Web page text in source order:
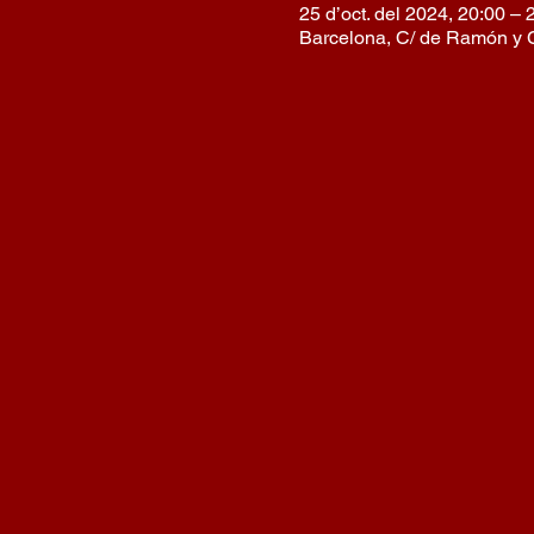
25 d’oct. del 2024, 20:00 –
Barcelona, C/ de Ramón y